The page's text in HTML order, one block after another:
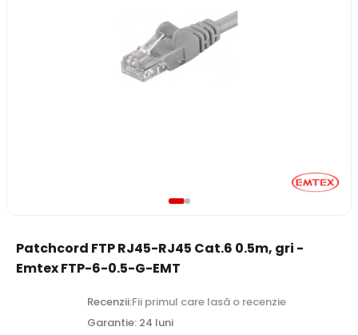
Patchcord FTP RJ45-RJ45 Cat.6 0.5m, gri -
Emtex FTP-6-0.5-G-EMT
Recenzii:Fii primul care lasă o recenzie
Garantie: 24 luni